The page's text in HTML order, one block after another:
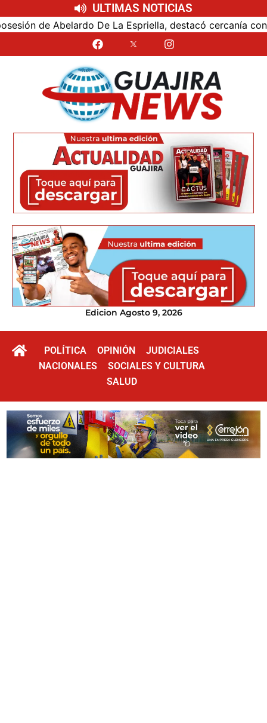
ULTIMAS NOTICIAS
de Abelardo De La Espriella, destacó cercanía con el
Edicion Agosto 9, 2026
POLÍTICA OPINIÓN
JUDICIALES
NACIONALES
SOCIALES Y CULTURA
SALUD